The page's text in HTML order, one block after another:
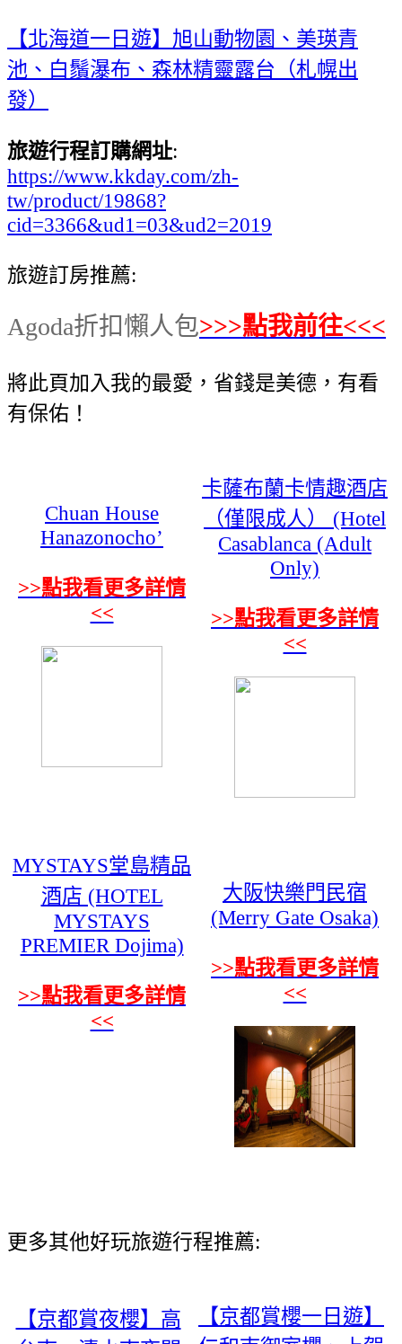
【北海道一日遊】旭山動物園、美瑛青
池、白鬚瀑布、森林精靈露台（札幌出
發）
旅遊行程訂購網址:
https://www.kkday.com/zh-
tw/product/19868?
cid=3366&ud1=03&ud2=2019
旅遊訂房推薦:
Agoda折扣懶人包>>>點我前往<<<
將此頁加入我的最愛，省錢是美德，有看
有保佑！
Chuan House
Hanazonocho’
>>點我看更多詳情
<<
卡薩布蘭卡情趣酒店
（僅限成人） (Hotel
Casablanca (Adult
Only)
>>點我看更多詳情
<<
MYSTAYS堂島精品
酒店 (HOTEL
MYSTAYS
PREMIER Dojima)
>>點我看更多詳情
<<
大阪快樂門民宿
(Merry Gate Osaka)
>>點我看更多詳情
<<
更多其他好玩旅遊行程推薦:
【京都賞夜櫻】高
【京都賞櫻一日遊】